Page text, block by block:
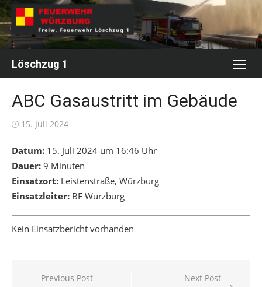
Skip
to
content
Löschzug 1
ABC Gasaustritt im Gebäude
Posted
15. Juli 2024
Datum: 15. Juli 2024 um 16:46 Uhr
Dauer: 9 Minuten
Einsatzort: Leistenstraße, Würzburg
Einsatzleiter: BF Würzburg
Kein Einsatzbericht vorhanden
Beitragsnavigation
Previous Post Next Post